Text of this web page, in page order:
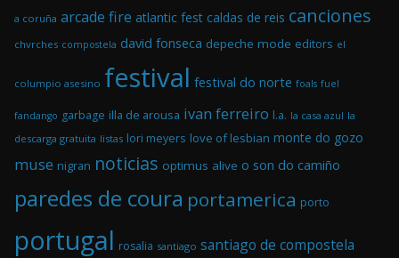
a coruña arcade fire atlantic fest caldas de reis canciones
chvrches compostela david fonseca depeche mode editors el
columpio asesino festival festival do norte foals fuel
fandango garbage illa de arousa ivan ferreiro l.a. la casa azul la
descarga gratuita listas lori meyers love of lesbian monte do gozo
muse nigran noticias optimus alive o son do camiño
paredes de coura portamerica porto
portugal rosalia santiago santiago de compostela